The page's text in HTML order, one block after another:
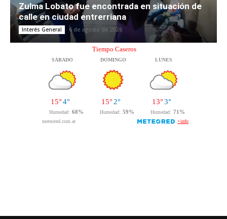
Zulma Lobato fue encontrada en situación de
calle en ciudad entrerriana
Interés General 6 de agosto de 2026